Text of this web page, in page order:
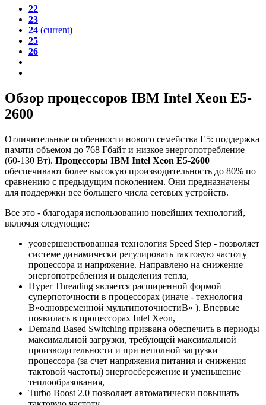
22
23
24 (current)
25
26
Обзор процессоров IBM Intel Xeon E5-
2600
Отличительные особенности нового семейства E5: поддержка
памяти объемом до 768 Гбайт и низкое энергопотребление
(60-130 Вт). Процессоры IBM Intel Xeon E5-2600
обеспечивают более высокую производительность до 80% по
сравнению с предыдущим поколением. Они предназначены
для поддержки все большего числа сетевых устройств.
Все это - благодаря использованию новейших технологий,
включая следующие:
усовершенствованная технология Speed Step - позволяет
системе динамически регулировать тактовую частоту
процессора и напряжение. Направлено на снижение
энергопотребления и выделения тепла,
Hyper Threading является расширенной формой
суперпоточности в процессорах (иначе - технология
В«одновременной мультипоточностиВ» ). Впервые
появилась в процессорах Intel Xeon,
Demand Based Switching призвана обеспечить в периоды
максимальной загрузки, требующей максимальной
производительности и при неполной загрузки
процессора (за счет напряжения питания и снижения
тактовой частоты) энергосбережение и уменьшение
теплообразования,
Turbo Boost 2.0 позволяет автоматически повышать